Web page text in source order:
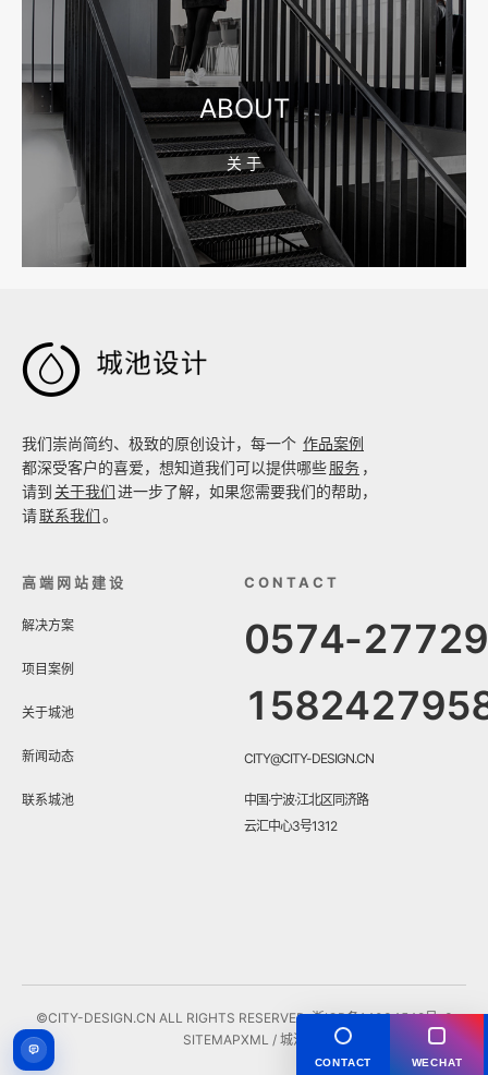
2026-08-04 17:55:09
宁波制造业网站建设公司怎么选？先看产品询盘字段
2026-08-02 17:58:44
工厂短视频拍摄后，怎样放进官网帮助客户判断实力
ABOUT
关 于

我们崇尚简约、极致的原创设计，每一个 作品案例
都深受客户的喜爱，想知道我们可以提供哪些服务 ，
请到 关于我们进一步了解，如果您需要我们的帮助，
请联系我们。
高端网站建设
解决方案
项目案例
关于城池
新闻动态
联系城池
CONTACT
0574-
CITY@CITY-DESIGN.CN
中国·宁波·江北区同济路
云汇中心3号1312
©CITY-DESIGN.CN ALL RIGHTS RESERVED.浙ICP备14034548号-3
SITEMAPXML / 城池